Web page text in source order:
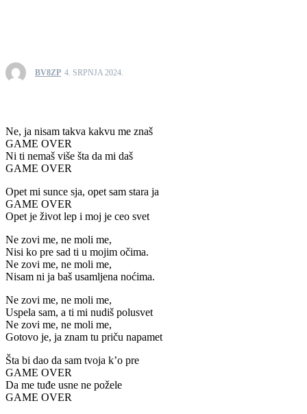
BV8ZP 4. SRPNJA 2024.
Ne, ja nisam takva kakvu me znaš
GAME OVER
Ni ti nemaš više šta da mi daš
GAME OVER
Opet mi sunce sja, opet sam stara ja
GAME OVER
Opet je život lep i moj je ceo svet
Ne zovi me, ne moli me,
Nisi ko pre sad ti u mojim očima.
Ne zovi me, ne moli me,
Nisam ni ja baš usamljena noćima.
Ne zovi me, ne moli me,
Uspela sam, a ti mi nudiš polusvet
Ne zovi me, ne moli me,
Gotovo je, ja znam tu priču napamet
Šta bi dao da sam tvoja k’o pre
GAME OVER
Da me tuđe usne ne požele
GAME OVER